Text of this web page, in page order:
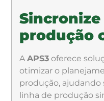
Sincronize
produção
A APS3 oferece
otimizar o
produção, ajudando
linha de produção